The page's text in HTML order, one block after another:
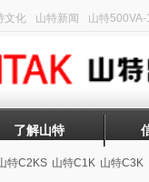
文化 山特新闻 山特500VA-
了解山特
特C2KS 山特C1K 山特C3K